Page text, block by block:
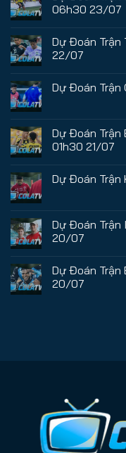
06h30 23/07
Dự Đoán Trận
22/07
Dự Đoán Trận
Dự Đoán Trận
01h30 21/07
Dự Đoán Trận
Dự Đoán Trận
20/07
Dự Đoán Trận
20/07